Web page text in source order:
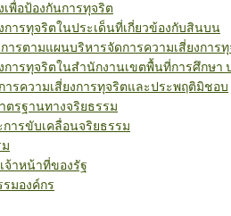
เพื่อป้องกันการทุจริต
การทุจริตในประเด็นที่เกี่ยวข้องกับสินบน
ารตามแผนบริหารจัดการความเสี่ยงกา
การทุจริตในสำนักงานเขตพื้นที่การศึกษา
ารความเสี่ยงการทุจริตและประพฤติมิชอบ
ตรฐานทางจริยธรรม
ารขับเคลื่อนจริยธรรม
จ้าหน้าที่ของรัฐ
มองค์กร